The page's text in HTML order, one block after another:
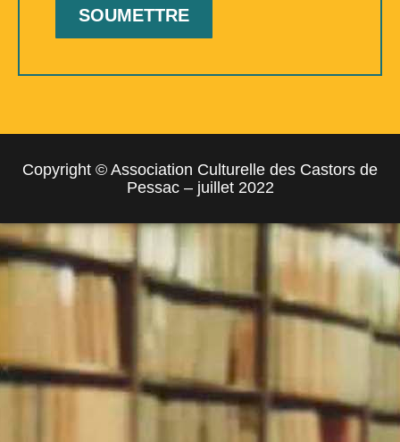
Copyright © Association Culturelle des Castors de
Pessac – juillet 2022